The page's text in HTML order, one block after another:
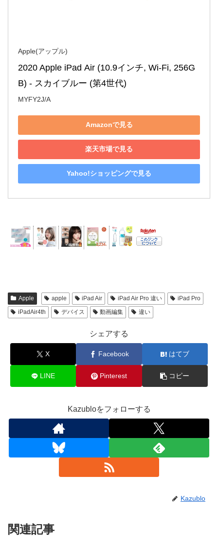
Apple(アップル)
2020 Apple iPad Air (10.9インチ, Wi-Fi, 256G
B) - スカイブルー (第4世代)
MYFY2J/A
Amazonで見る
楽天市場で見る
Yahoo!ショッピングで見る
Apple apple iPad Air iPad Air Pro 違い
iPad Pro
iPadAir4th
デバイス 動画編集 違い
シェアする
X Facebook はてブ
LINE Pinterest コピー
Kazubloをフォローする
Kazublo
関連記事